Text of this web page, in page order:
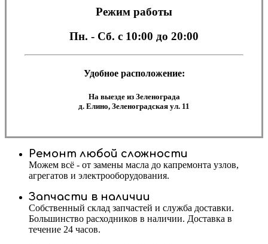
Режим работы
Пн. - Сб. с 10:00 до 20:00
Удобное расположение:
На выезде из Зеленограда
д. Елино, Зеленоградская ул. 11
Ремонт любой сложности
Можем всё - от замены масла до капремонта узлов,
агрегатов и электрооборудования.
Запчасти в наличии
Собственный склад запчастей и служба доставки.
Большинство расходников в наличии. Доставка в
течение 24 часов.